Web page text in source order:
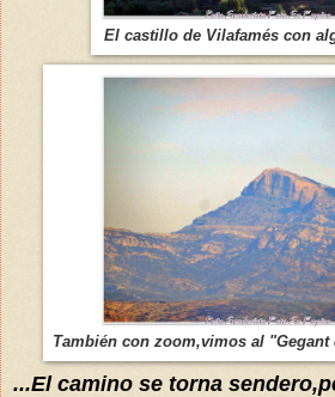
El castillo de Vilafamés con
También con zoom,vimos al "Gegant
...El camino se torna